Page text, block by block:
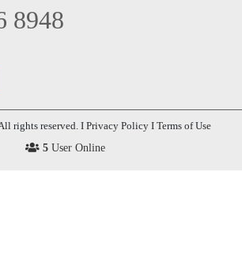
8948
rights reserved. I Privacy Policy I Terms of Use
5User Online